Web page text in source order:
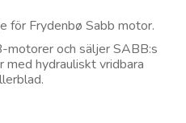
för Frydenbø Sabb motor.
motorer och säljer SABB:s
hydrauliskt vridbara